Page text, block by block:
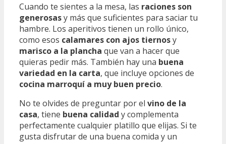
Cuando te sientes a la mesa, las raciones son
generosasy más que suficientes para saciar tu
hambre. Los aperitivos tienen un rollo único,
como esos calamares con ajos tiernosy
marisco a la plancha que van a hacer que
quieras pedir más. También hay una buena
variedad en la carta, que incluye opciones de
cocina marroquí a muy buen precio.
No te olvides de preguntar por el vino de la
casa, tiene buena calidad y complementa
perfectamente cualquier platillo que elijas. Si te
gusta disfrutar de una buena comida y un